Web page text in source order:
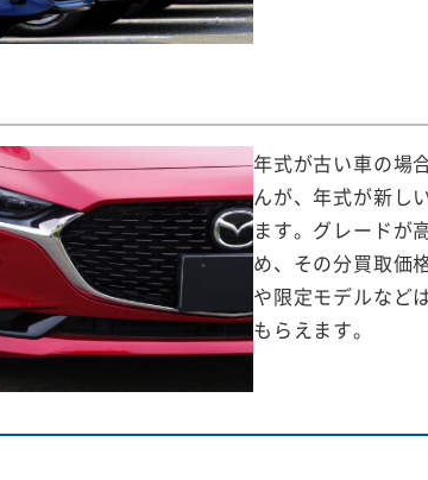
年式が古い車の場
んが、年式が新し
ます。グレードが
め、その分買取価
や限定モデルなど
もらえます。